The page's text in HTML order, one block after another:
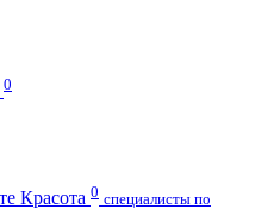
0
Красота 0 специалисты по